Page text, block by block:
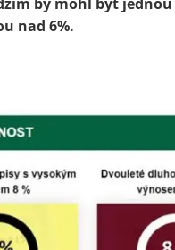
nad 6%.